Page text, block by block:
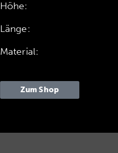
Höhe:
Länge:
Material:
Zum Shop